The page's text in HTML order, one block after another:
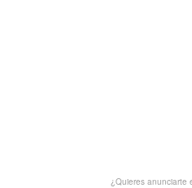
¿Quieres anunciarte